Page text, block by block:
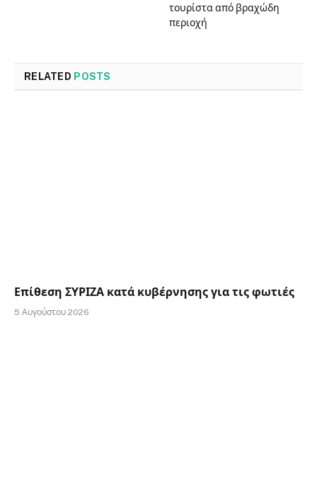
τουρίστα από βραχώδη
περιοχή
RELATED POSTS
Επίθεση ΣΥΡΙΖΑ κατά κυβέρνησης για τις φωτιές
5 Αυγούστου 2026